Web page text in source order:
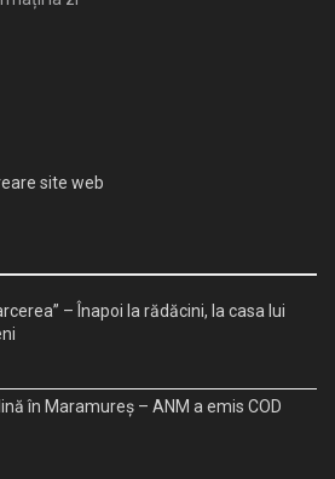
site web
– Înapoi la rădăcini, la casa lui
în Maramureș – ANM a emis COD